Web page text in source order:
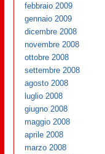
febbraio 2009
gennaio 2009
dicembre 2008
novembre 2008
ottobre 2008
settembre 2008
agosto 2008
luglio 2008
giugno 2008
maggio 2008
aprile 2008
marzo 2008